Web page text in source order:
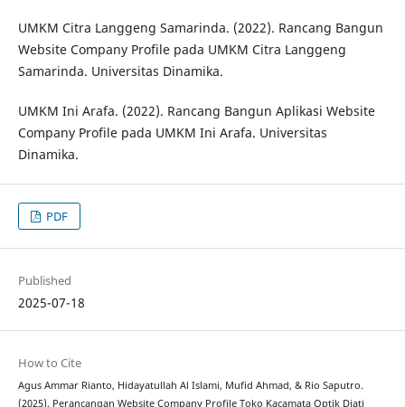
UMKM Citra Langgeng Samarinda. (2022). Rancang Bangun
Website Company Profile pada UMKM Citra Langgeng
Samarinda. Universitas Dinamika.
UMKM Ini Arafa. (2022). Rancang Bangun Aplikasi Website
Company Profile pada UMKM Ini Arafa. Universitas
Dinamika.
PDF
Published
2025-07-18
How to Cite
Agus Ammar Rianto, Hidayatullah Al Islami, Mufid Ahmad, & Rio Saputro.
(2025). Perancangan Website Company Profile Toko Kacamata Optik Djati